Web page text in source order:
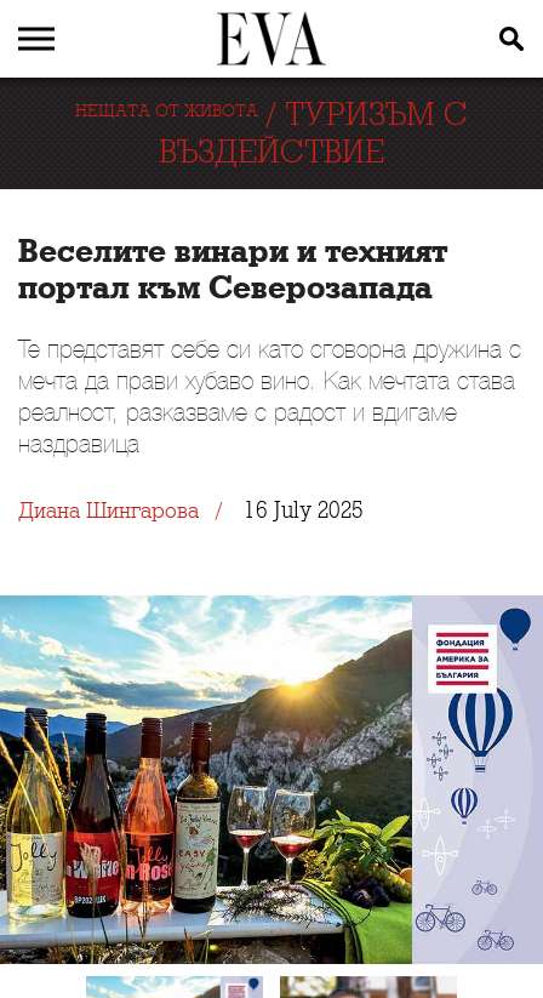
НЕЩАТА ОТ ЖИВОТА / ТУРИЗЪМ С
ВЪЗДЕЙСТВИЕ
Веселите винари и техният
портал към Северозапада
Те представят себе си като сговорна дружина с
мечта да прави хубаво вино. Как мечтата става
реалност, разказваме с радост и вдигаме
наздравица
Диана Шингарова 16 July 2025